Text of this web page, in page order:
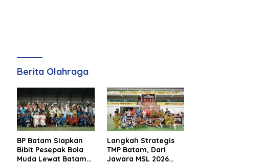
Berita Olahraga
BP Batam Siapkan
Bibit Pesepak Bola
Muda Lewat Batam
Langkah Strategis
TMP Batam, Dari
Jawara MSL 2026